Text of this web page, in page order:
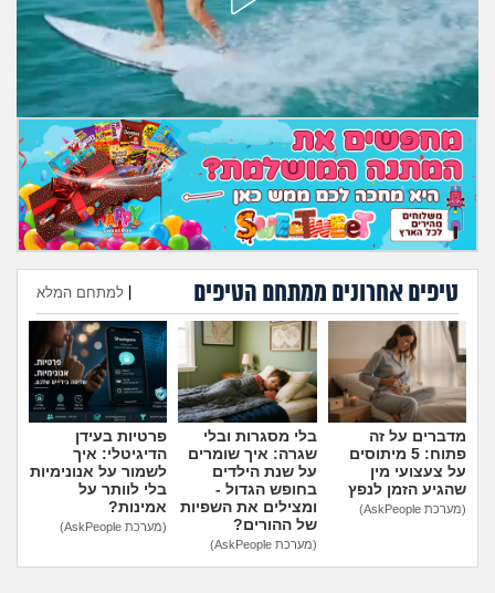
בין הסדינים
חיות מחמד
יוקר המחיה
גאווה
טיפים אחרונים ממתחם הטיפים למתחם המלא
הוספת טיפ
מדברים על זה
פתוח: 5 מיתוסים
על צעצועי מין
שהגיע הזמן לנפץ
(מערכת AskPeople)
בלי מסגרות ובלי
שגרה: איך שומרים
על שנת הילדים
בחופש הגדול -
ומצילים את השפיות
של ההורים?
(מערכת AskPeople)
פרטיות בעידן
הדיגיטלי: איך
לשמור על אנונימיות
בלי לוותר על
אמינות?
(מערכת AskPeople)